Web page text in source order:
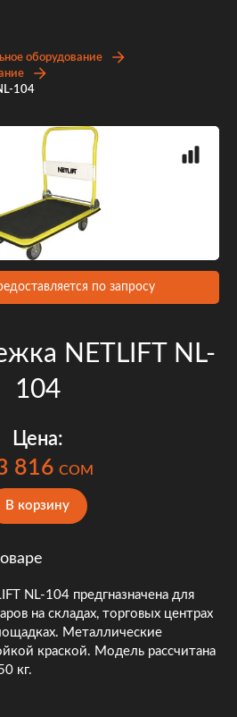
оборудование
104
по запросу
NETLIFT NL-
104
Цена:
816 COM
В корзину
NL-104 предгназначена для
на складах, торговых центрах
Металлические
краской. Модель рассчитана
кг.